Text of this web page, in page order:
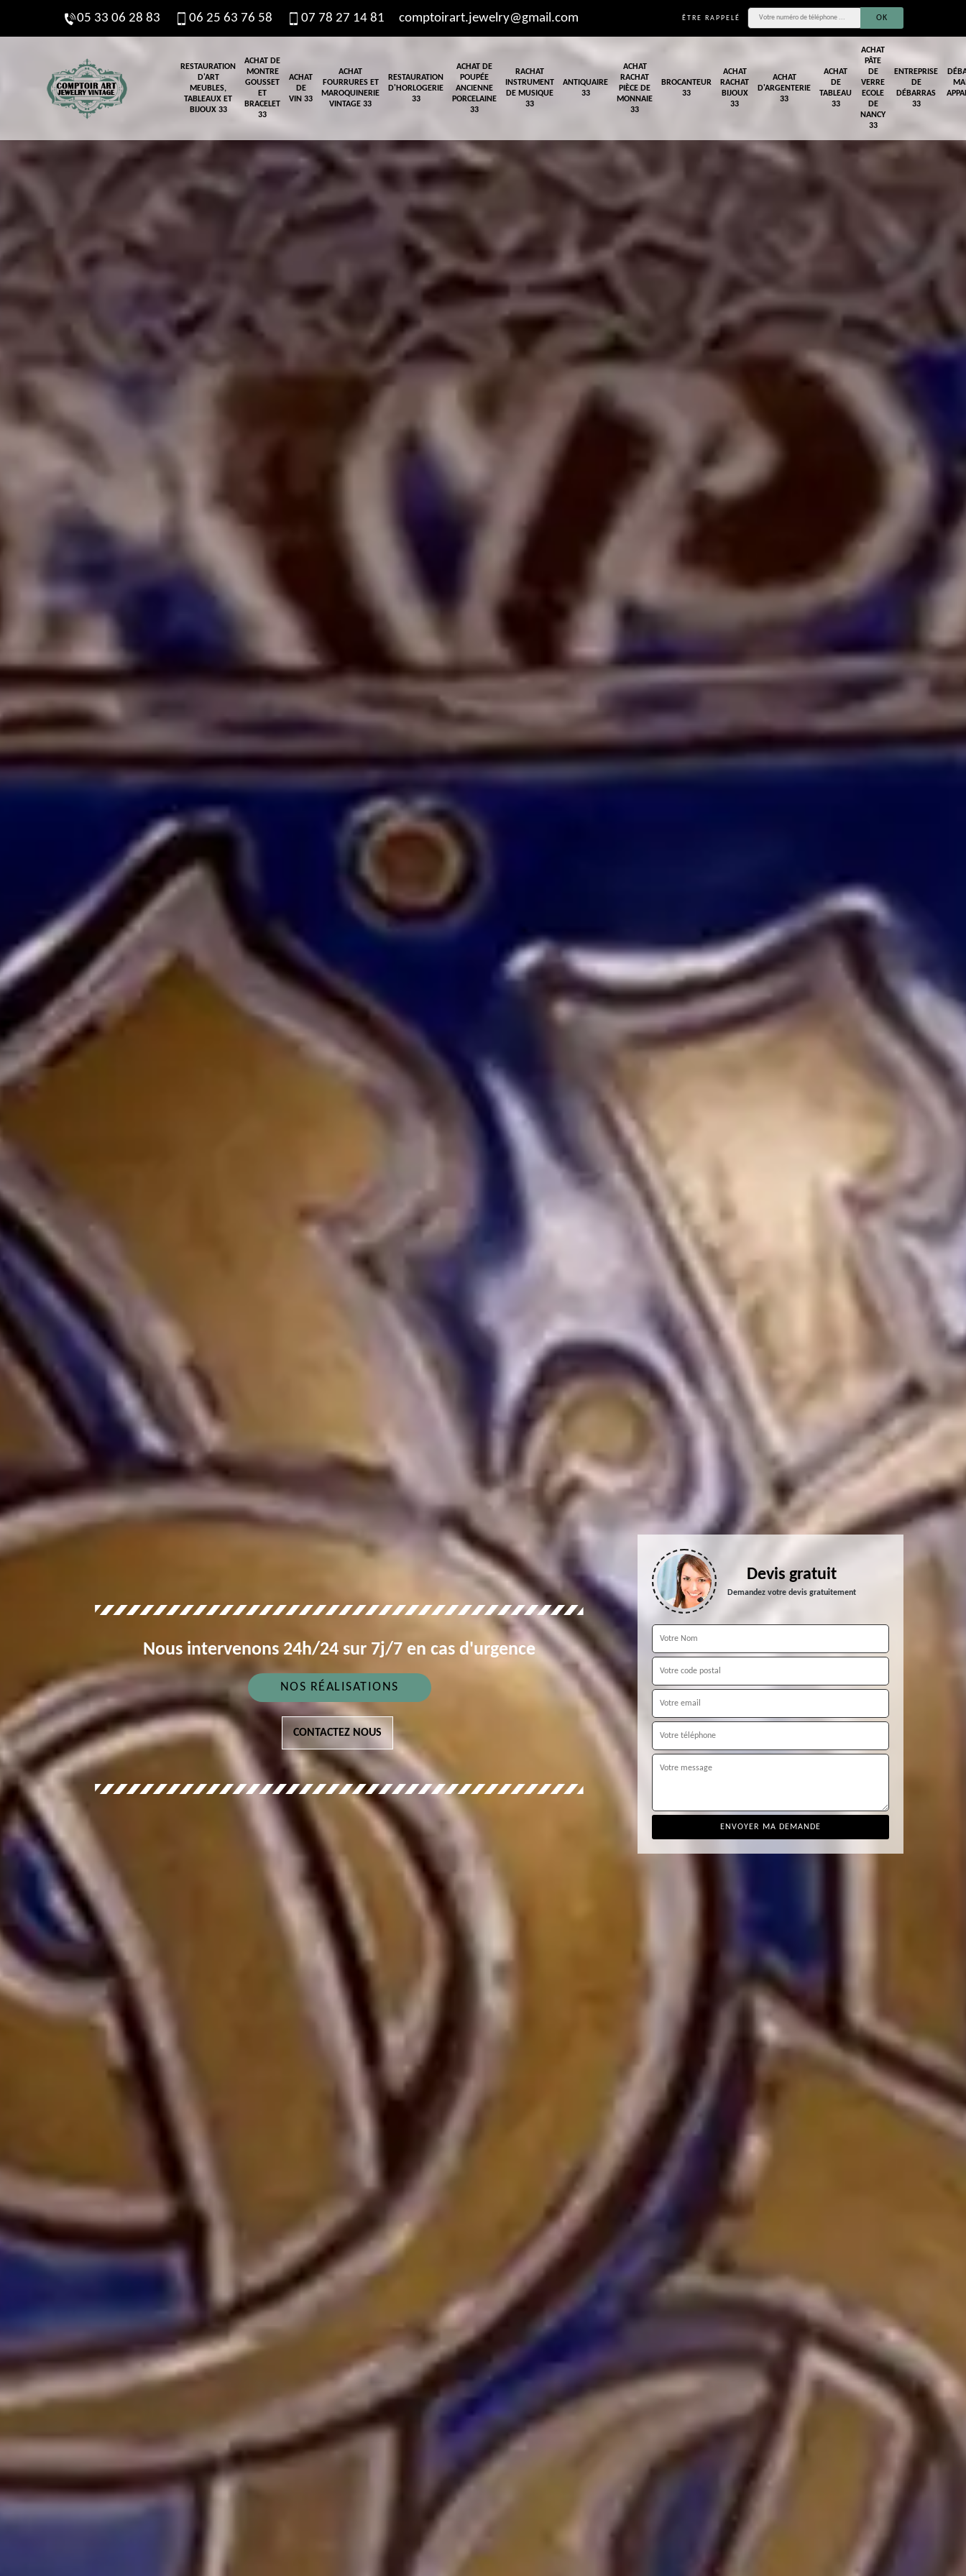
05 33 06 28 83 06 25 63 76 58 07 78 27 14 81 comptoirart.jewelry@gmail.com ÊTRE RAPPELÉ
RESTAURATION
D'ART
MEUBLES,
TABLEAUX ET
BIJOUX 33
ACHAT DE
MONTRE
GOUSSET
ET
BRACELET
33
ACHAT
DE
VIN 33
ACHAT
FOURRURES ET
MAROQUINERIE
VINTAGE 33
RESTAURATION
D'HORLOGERIE
33
ACHAT DE
POUPÉE
ANCIENNE
PORCELAINE
33
RACHAT
INSTRUMENT
DE MUSIQUE
33
ANTIQUAIRE
33
ACHAT
RACHAT
PIÈCE DE
MONNAIE
33
BROCANTEUR
33
ACHAT
RACHAT
BIJOUX
33
ACHAT
D'ARGENTERIE
33
ACHAT
DE
TABLEAU
33
ACHAT
PÂTE
DE
VERRE
ECOLE
DE
NANCY
33
ENTREPRISE
DE
DÉBARRAS
33
Nous intervenons 24h/24 sur 7j/7 en cas d'urgence
NOS RÉALISATIONS
CONTACTEZ NOUS
Devis gratuit
Demandez votre devis gratuitement